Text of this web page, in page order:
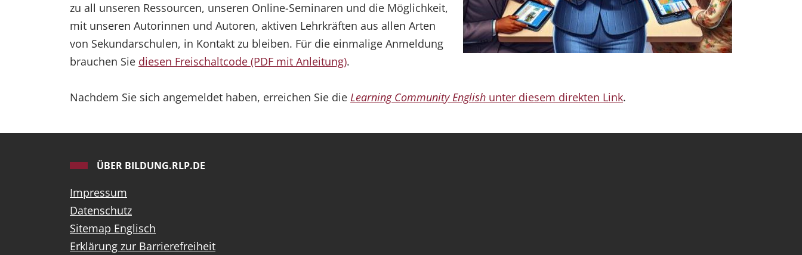
zu all unseren Ressourcen, unseren Online-Seminaren und die Möglichkeit,
mit unseren Autorinnen und Autoren, aktiven Lehrkräften aus allen Arten
von Sekundarschulen, in Kontakt zu bleiben. Für die einmalige Anmeldung
brauchen Sie diesen Freischaltcode (PDF mit Anleitung).
Nachdem Sie sich angemeldet haben, erreichen Sie die Learning Community English unter diesem direkten Link.
ÜBER BILDUNG.RLP.DE
Impressum
Datenschutz
Sitemap Englisch
Erklärung zur Barrierefreiheit